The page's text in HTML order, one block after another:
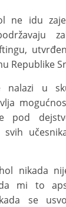
ne idu
Republike
nalazi u
pod
svih
nikada
mi to
se